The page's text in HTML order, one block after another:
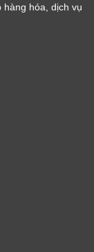
hàng hóa, dịch vụ